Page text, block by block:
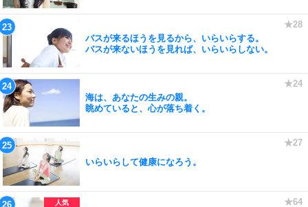
バスが来るほうを見るから、いらいらする。
バスが来ないほうを見れば、いらいらしない。
海は、あなたの生みの親。
眺めていると、心が落ち着く。
いらいらして健康になろう。